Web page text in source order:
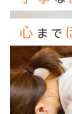
院 #株式会社イ
アスリートサ
ると未来も変わ
ーナー #パフォ